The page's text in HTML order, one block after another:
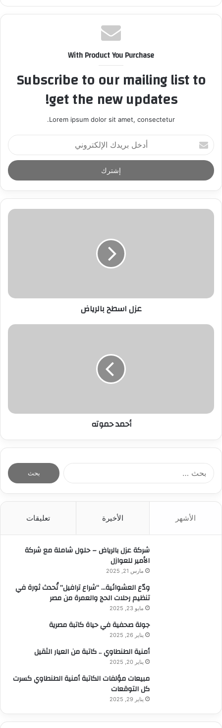
With Product You Purchase
Subscribe to our mailing list to
get the new updates!
Lorem ipsum dolor sit amet, consectetur.
أ
د
خ
ل
ر
د
ر
ي
عزل اسطح بالرياض
أحمد حموته
الأشهر الأخيرة تعليقات
شركة عزل بالرياض – حلول شاملة مع شركة
الأمير للعوازل
مارس 21, 2025
ودّع العشوائية… “شراع ترافيل” تُحدث ثورة في
تنظيم رحلات الحج والعمرة من مصر
مايو 23, 2025
جولة صحفية في حياة كاتبة مصرية
يناير 26, 2025
أمنية الطنطاوي .. كاتبة من العيار الثقيل
يناير 20, 2025
مبيعات مؤلفات الكاتبة أمنية الطنطاوي كسرت
كل التوقعات
يناير 29, 2025